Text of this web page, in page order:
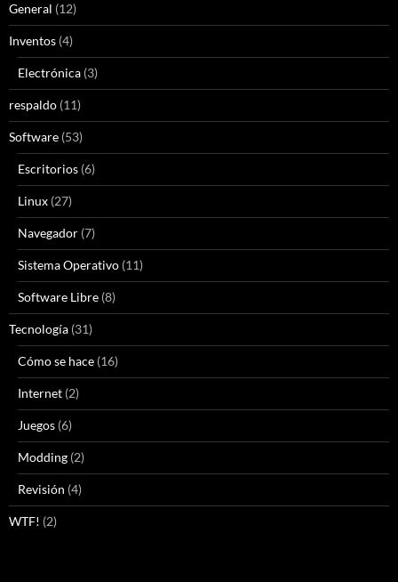
General (12)
Inventos (4)
Electrónica (3)
respaldo (11)
Software (53)
Escritorios (6)
Linux (27)
Navegador (7)
Sistema Operativo (11)
Software Libre (8)
Tecnología (31)
Cómo se hace (16)
Internet (2)
Juegos (6)
Modding (2)
Revisión (4)
WTF! (2)